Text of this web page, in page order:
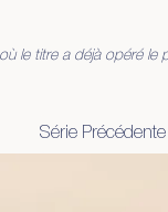
le titre a déjà opéré
Série Précédente